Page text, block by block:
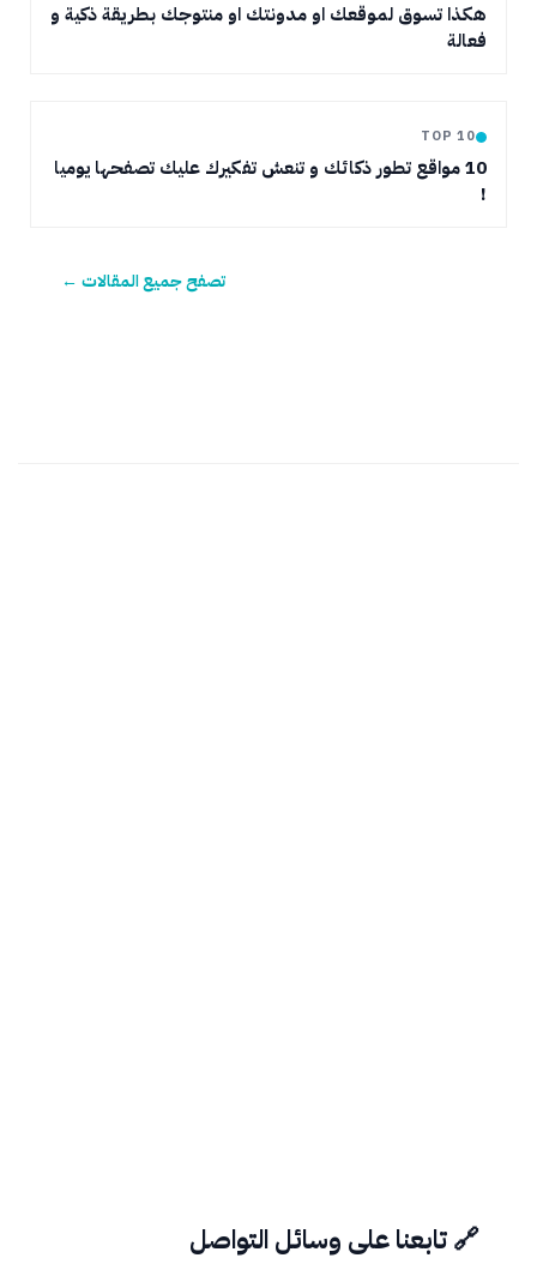
هكذا تسوق لموقعك او مدونتك او منتوجك بطريقة ذكية و
فعالة
TOP 10
10 مواقع تطور ذكائك و تنعش تفكيرك عليك تصفحها يوميا
!
تصفح جميع المقالات ←
🔗 تابعنا على وسائل التواصل